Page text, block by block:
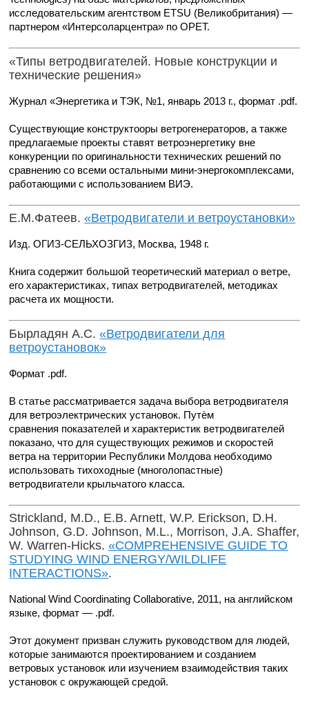
исследовательским агентством ETSU (Великобритания) —
партнером «Интерсоларцентра» по ОРЕТ.
«Типы ветродвигателей. Новые конструкции и
технические решения»
Журнал «Энергетика и ТЭК, №1, январь 2013 г., формат .pdf.
Существующие конструктооры ветрогенераторов, а также
предлагаемые проекты ставят ветроэнергетику вне
конкуренции по оригинальности технических решений по
сравнению со всеми остальными мини-энергокомплексами,
работающими с использованием ВИЭ.
Е.М.Фатеев.«Ветродвигатели и ветроустановки»
Изд. ОГИЗ-СЕЛЬХОЗГИЗ, Москва, 1948 г.
Книга содержит большой теоретический материал о ветре,
его характеристиках, типах ветродвигателей, методиках
расчета их мощности.
Бырладян А.С.«Ветродвигатели для
ветроустановок»
Формат .pdf.
В статье рассматривается задача выбора ветродвигателя
для ветроэлектрических установок. Путѐм
сравнения показателей и характеристик ветродвигателей
показано, что для существующих режимов и скоростей
ветра на территории Республики Молдова необходимо
использовать тихоходные (многолопастные)
ветродвигатели крыльчатого класса.
Strickland, M.D., E.B. Arnett, W.P. Erickson, D.H.
Johnson, G.D. Johnson, M.L., Morrison, J.A. Shaffer,
W. Warren-Hicks.«COMPREHENSIVE GUIDE TO
STUDYING WIND ENERGY/WILDLIFE
INTERACTIONS».
National Wind Coordinating Collaborative, 2011, на английском
языке, формат — .pdf.
Этот документ призван служить руководством для людей,
которые занимаются проектированием и созданием
ветровых установок или изучением взаимодействия таких
установок с окружающей средой.